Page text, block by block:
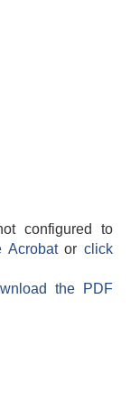
configured to
Acrobatorclick
the PDF